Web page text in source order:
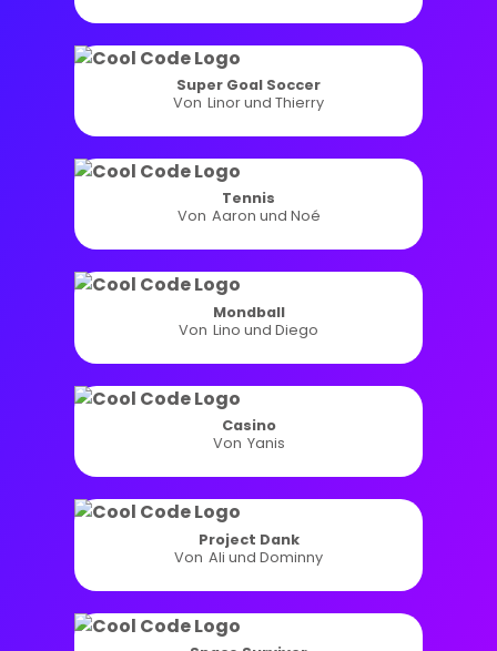
Super Goal Soccer
Von Linor und Thierry
Tennis
Von Aaron und Noé
Mondball
Von Lino und Diego
Casino
Von Yanis
Project Dank
Von Ali und Dominny